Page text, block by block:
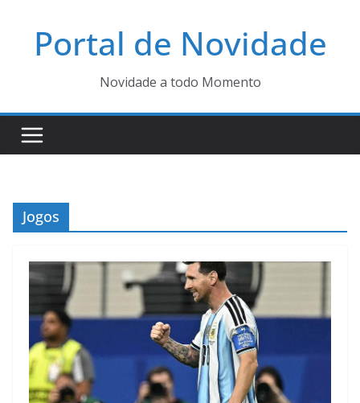
Portal de Novidade
Novidade a todo Momento
Jogos